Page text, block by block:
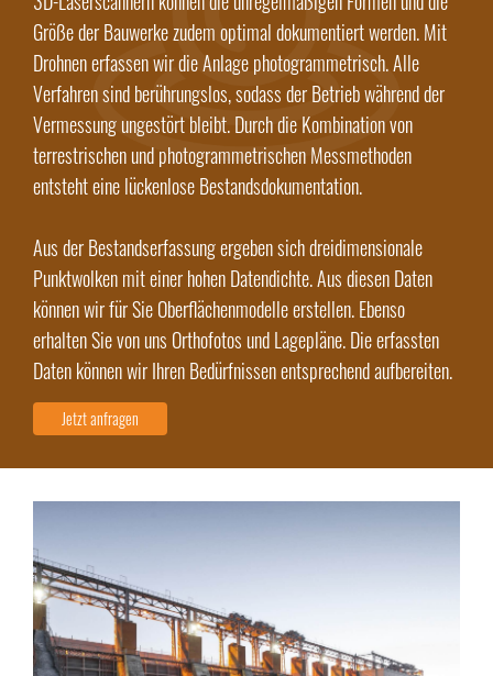
Größe der Bauwerke zudem optimal dokumentiert werden. Mit
Drohnen erfassen wir die Anlage photogrammetrisch. Alle
Verfahren sind berührungslos, sodass der Betrieb während der
Vermessung ungestört bleibt. Durch die Kombination von
terrestrischen und photogrammetrischen Messmethoden
entsteht eine lückenlose Bestandsdokumentation.
Aus der Bestandserfassung ergeben sich dreidimensionale
Punktwolken mit einer hohen Datendichte. Aus diesen Daten
können wir für Sie Oberflächenmodelle erstellen. Ebenso
erhalten Sie von uns Orthofotos und Lagepläne. Die erfassten
Daten können wir Ihren Bedürfnissen entsprechend aufbereiten.
Jetzt anfragen